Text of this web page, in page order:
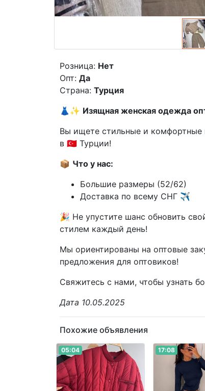
Розница: Нет
Опт: Да
Страна: Турция
👗✨ Изящная женская одежда
Вы ищете стильные и
в 🇹🇷 Турции!
📦 Что у нас:
Большие размеры (52/62)
Доставка по всему СНГ ✈️
🎉 Не упустите шанс обновить
стилем каждый день!
Мы ориентированы на оптовые
предложения для оптовиков!
Свяжитесь с нами, чтобы узнать
Дата 10.05.2025
Похожие объявления
05:04 17:08